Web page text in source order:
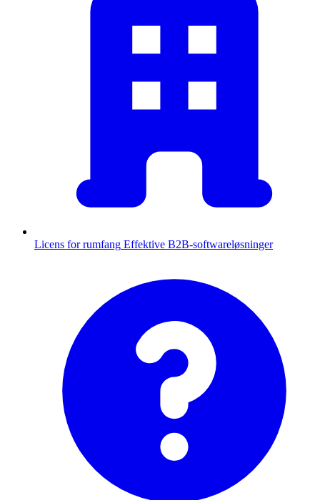
Licens for rumfang Effektive B2B-softwareløsninger